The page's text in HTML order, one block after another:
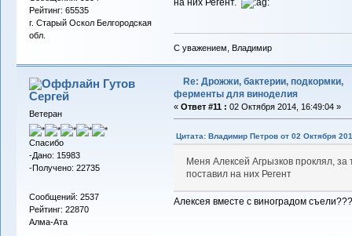
Рейтинг: 65535
г. Старый Оскол Белгородская
обл.
на них Регент.
С уважением, Владимир
Гутов
Сергей
Ветеран
Спасибо
-Дано: 15983
-Получено: 22735
Сообщений: 2537
Рейтинг: 22870
Алма-Ата
Re: Дрожжи, бактерии, подкормки,
ферменты для виноделия
« Ответ #11 : 02 Октября 2014, 16:49:04 »
Цитата: Владимир Петров от 02 Октября
Меня Алексей Агрызков проклял,
поставил на них Регент
Алексея вместе с виноградом съели???